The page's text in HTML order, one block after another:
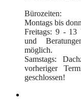
Bürozeiten:
Montags bis
Freitags: 9 - 13
und
möglich.
Samstags:
vorheriger
geschlossen!